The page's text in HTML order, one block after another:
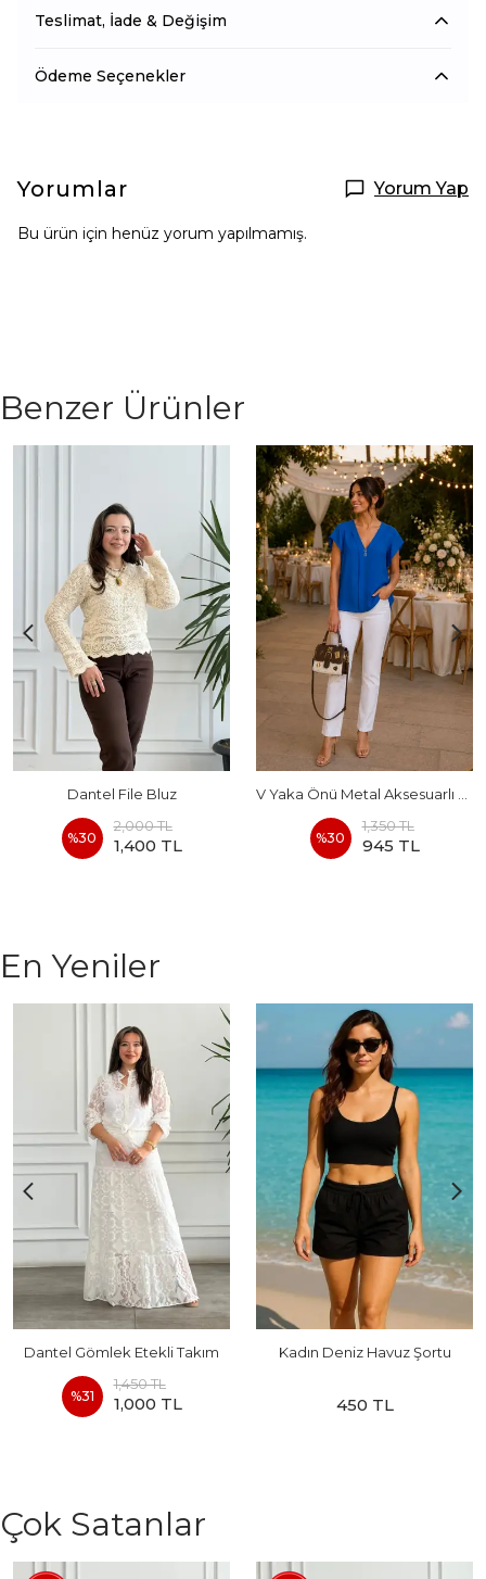
Teslimat, İade & Değişim
Ödeme Seçenekler
Yorumlar Yorum Yap
Bu ürün için henüz yorum yapılmamış.
Benzer Ürünler
Dantel File Bluz
%30
2,000 TL
1,400 TL %30
1,350 TL
945 TL
En Yeniler
Dantel Gömlek Etekli Takım
%31
1,450 TL
1,000 TL
Kadın Deniz Havuz Şortu
450 TL
Çok Satanlar